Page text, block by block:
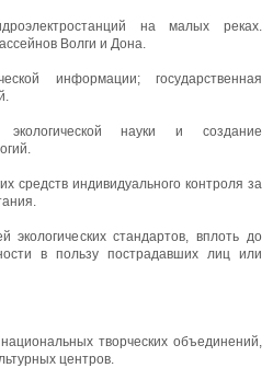
на малых реках.
Волги и Дона.
информации; государственная
экологической науки и создание
средств индивидуального контроля за
экологических стандартов, вплоть до
в пользу пострадавших лиц или
творческих объединений,
центров.